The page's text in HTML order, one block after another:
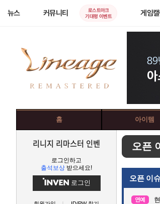
뉴스 커뮤니티
로스트아크
기대평 이벤트
게임
홈 아이템
리니지 리마스터 인벤
로그인하고
출석보상 받으세요!
로그인
오픈
오픈 이
연예